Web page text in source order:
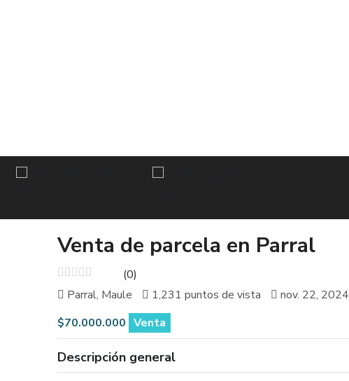
Venta de parcela en Parral
(0)
Parral, Maule
1,231 puntos de vista
nov. 22, 2024
$70.000.000 Venta
Descripción general